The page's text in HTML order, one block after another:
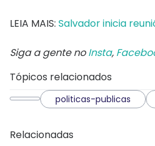
LEIA MAIS: Salvador inicia
Siga a gente noInsta,
Tópicos relacionados
politicas-publicas
Relacionadas